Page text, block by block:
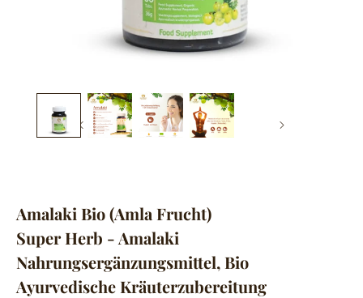
Amalaki Bio (Amla Frucht)
Super Herb - Amalaki
Nahrungsergänzungsmittel, Bio
Ayurvedische Kräuterzubereitung